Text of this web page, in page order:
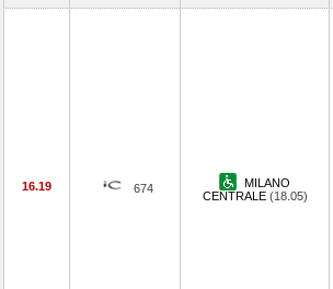
16.19 674
MILANO
CENTRALE (18.05)